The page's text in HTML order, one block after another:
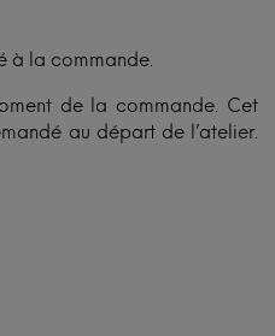
à la commande.
de la commande. Cet
au départ de l’atelier.